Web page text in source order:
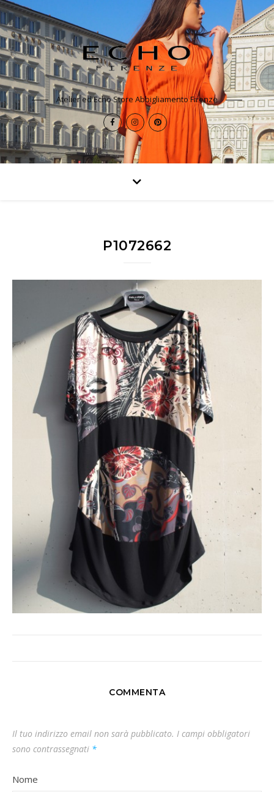
Atelier ed Echo Store Abbigliamento Firenze
P1072662
COMMENTA
Il tuo indirizzo email non sarà pubblicato. I campi obbligatori
sono contrassegnati *
Nome